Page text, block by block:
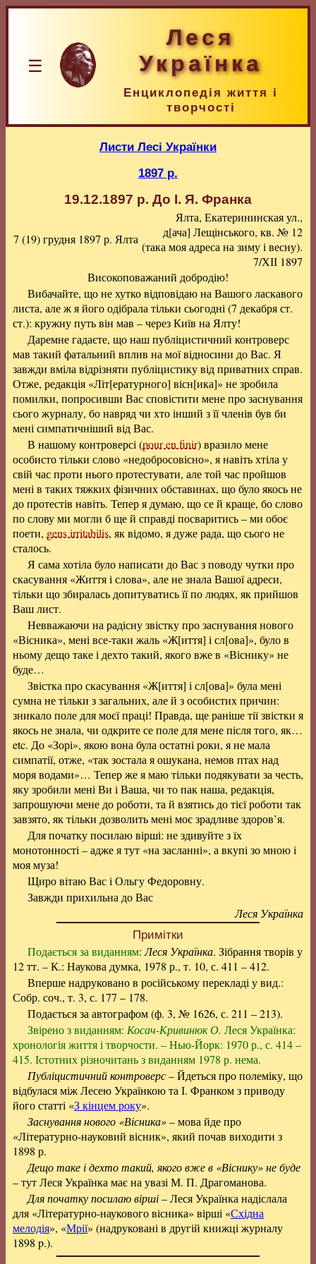
☰
Леся
Українка
Енциклопедія життя і
творчості
Листи Лесі Українки
1897 р.
19.12.1897 р. До І. Я. Франка
7 (19) грудня 1897 р. Ялта
Ялта, Екатерининская ул.,
д[ача] Лещінського, кв. № 12
(така моя адреса на зиму і весну).
7/ХІІ 1897
Високоповажаний добродію!
Вибачайте, що не хутко відповідаю на Вашого ласкавого
листа, але ж я його одібрала тільки сьогодні (7 декабря ст.
ст.): кружну путь він мав – через Київ на Ялту!
Даремне гадаєте, що наш публіцистичний контроверс
мав такий фатальний вплив на мої відносини до Вас. Я
завжди вміла відрізняти публіцистику від приватних справ.
Отже, редакція «Літ[ературного] вісн[ика]» не зробила
помилки, попросивши Вас сповістити мене про заснування
сього журналу, бо навряд чи хто інший з її членів був би
мені симпатичніший від Вас.
В нашому контроверсі (pour en finir) вразило мене
особисто тільки слово «недобросовісно», я навіть хтіла у
свій час проти нього протестувати, але той час пройшов
мені в таких тяжких фізичних обставинах, що було якось не
до протестів навіть. Тепер я думаю, що се й краще, бо слово
по слову ми могли б ще й справді посваритись – ми обоє
поети, gens irritabilis, як відомо, я дуже рада, що сього не
сталось.
Я сама хотіла було написати до Вас з поводу чутки про
скасування «Життя і слова», але не знала Вашої адреси,
тільки що збиралась допитуватись її по людях, як прийшов
Ваш лист.
Невважаючи на радісну звістку про заснування нового
«Вісника», мені все-таки жаль «Ж[иття] і сл[ова]», було в
ньому дещо таке і дехто такий, якого вже в «Віснику» не
буде…
Звістка про скасування «Ж[иття] і сл[ова]» була мені
сумна не тільки з загальних, але й з особистих причин:
зникало поле для моєї праці! Правда, ще раніше тії звістки я
якось не знала, чи одкрите се поле для мене після того, як…
etc. До «Зорі», якою вона була остатні роки, я не мала
симпатії, отже, «так зостала я ошукана, немов птах над
моря водами»… Тепер же я маю тільки подякувати за честь,
яку зробили мені Ви і Ваша, чи то пак наша, редакція,
запрошуючи мене до роботи, та й взятись до тієї роботи так
завзято, як тільки дозволить мені моє зрадливе здоров’я.
Для початку посилаю вірші: не здивуйте з їх
монотонності – адже я тут «на засланні», а вкупі зо мною і
моя муза!
Щиро вітаю Вас і Ольгу Федоровну.
Завжди прихильна до Вас
Леся Українка
Примітки
Подається за виданням:Леся Українка. Зібрання творів у
12 тт. – К.: Наукова думка, 1978 р., т. 10, с. 411 – 412.
Вперше надруковано в російському перекладі у вид.:
Собр. соч., т. 3, с. 177 – 178.
Подається за автографом (ф. 3, № 1626, с. 211 – 213).
Звірено з виданням: Косач-Кривинюк О. Леся Українка:
хронологія життя і творчости. – Нью-Йорк: 1970 р., с. 414 –
415. Істотних різночитань з виданням 1978 р. нема.
Публіцистичний контроверс– Йдеться про полеміку, що
відбулася між Лесею Українкою та І. Франком з приводу
його статті «З кінцем року».
Заснування нового «Вісника»– мова йде про
«Літературно-науковий вісник», який почав виходити з
1898 р.
Дещо таке і дехто такий, якого вже в «Віснику» не буде
– тут Леся Українка має на увазі М. П. Драгоманова.
Для початку посилаю вірші– Леся Українка надіслала
для «Літературно-наукового вісника» вірші «Східна
мелодія», «Мрії» (надруковані в другій книжці журналу
1898 p.).